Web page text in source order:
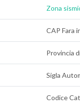
Zona
CAP Fara
Provincia
Sigla
Codice